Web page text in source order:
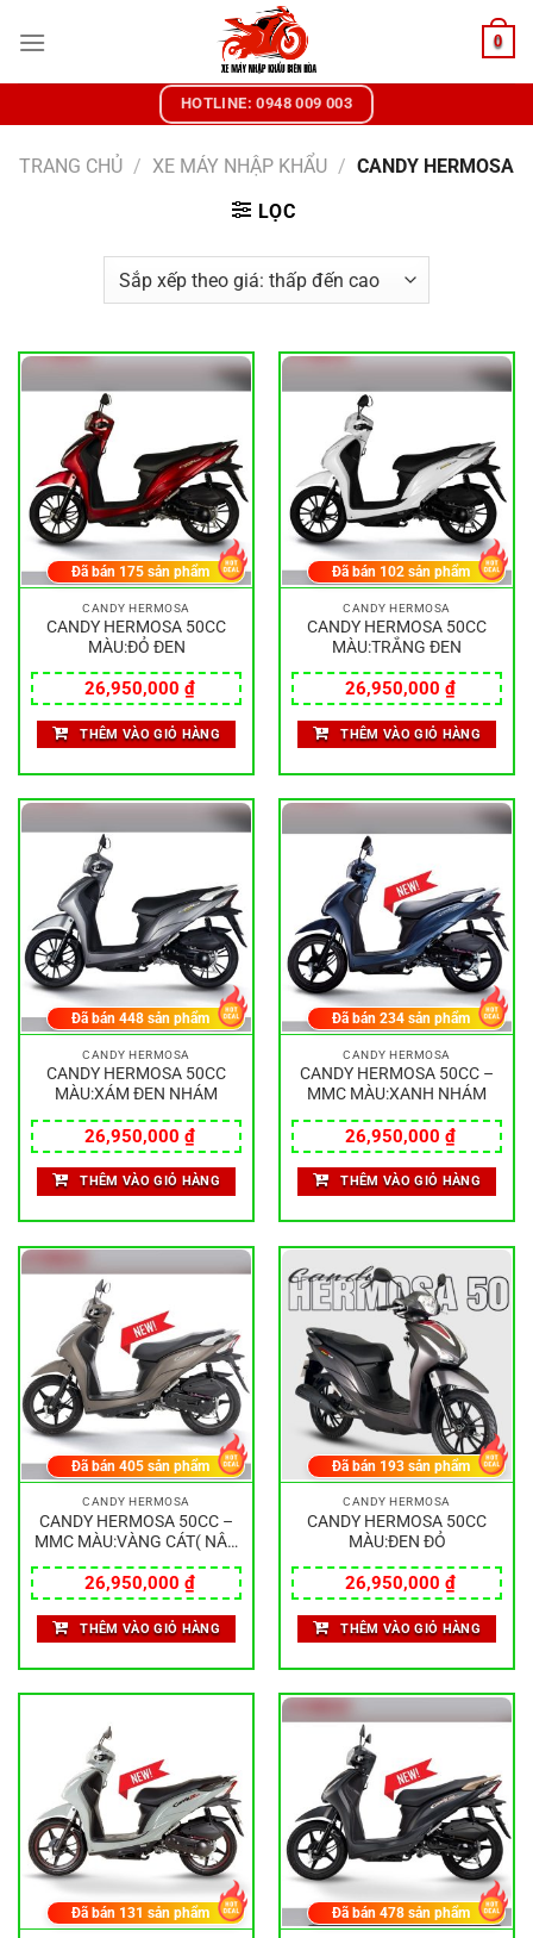
đến
0
HOTLINE: 0948 009 003
TRANG CHỦ / XE MÁY NHẬP KHẨU / CANDY HERMOSA
LỌC
CANDY HERMOSA
CANDY HERMOSA 50CC
MÀU:ĐỎ ĐEN
26,950,000 ₫
Đã bán 175 sản phẩm
THÊM VÀO GIỎ HÀNG
CANDY HERMOSA
CANDY HERMOSA 50CC
MÀU:TRẮNG ĐEN
26,950,000 ₫
Đã bán 102 sản phẩm
THÊM VÀO GIỎ HÀNG
CANDY HERMOSA
CANDY HERMOSA 50CC
MÀU:XÁM ĐEN NHÁM
26,950,000 ₫
Đã bán448 sản phẩm
THÊM VÀO GIỎ HÀNG
CANDY HERMOSA
CANDY HERMOSA 50CC –
MMC MÀU:XANH NHÁM
26,950,000 ₫
Đã bán234 sản phẩm
THÊM VÀO GIỎ HÀNG
CANDY HERMOSA
CANDY HERMOSA 50CC –
MMC MÀU:VÀNG CÁT( NÂU
26,950,000 ₫
Đã bán405 sản phẩm
THÊM VÀO GIỎ HÀNG
CANDY HERMOSA
CANDY HERMOSA 50CC
MÀU:ĐEN ĐỎ
26,950,000 ₫
Đã bán 193 sản phẩm
THÊM VÀO GIỎ HÀNG
Đã bán 131 sản phẩm Đã bán478 sản phẩm